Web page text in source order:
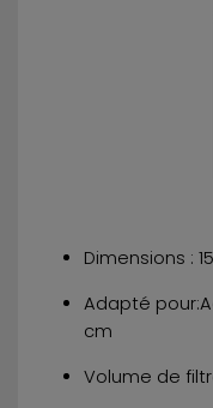
Dimensions :
Adapté
cm
Volume de